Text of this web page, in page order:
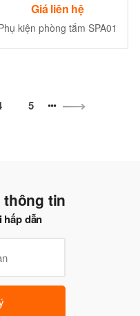
Giá liên hệ
kiện phòng tắm SPA01
5
tin
hấp dẫn